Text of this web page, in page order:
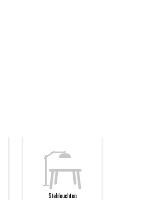
Stehleuchten